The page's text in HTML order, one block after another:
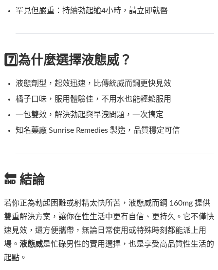
罕見但嚴重：持續勃起逾4小時，請立即就醫
7️⃣為什麼選擇液態威？
液態劑型，起效迅速，比傳統威而鋼更快見效
橘子口味，服用體驗佳，不用水也能輕鬆服用
一包雙效，解決勃起與早洩問題，一次搞定
知名藥廠 Sunrise Remedies 製造，品質穩定可信
🔚 結論
若你正為勃起困難或射精太快所苦，液態威而鋼 160mg 提供
雙重解決方案，讓你在性生活中更有自信、更持久。它不僅快
速見效，還方便攜帶，無論日常使用或特殊時刻都能派上用
場。 液態威是忙碌男性的實用選擇，也是享受高品質性生活的
起點。